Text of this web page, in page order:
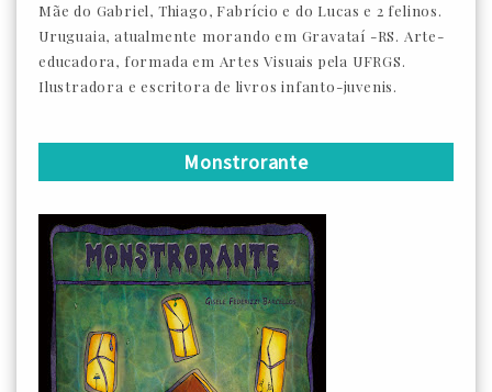
Mãe do Gabriel, Thiago, Fabrício e do Lucas e 2 felinos.
Uruguaia, atualmente morando em Gravataí -RS. Arte-
educadora, formada em Artes Visuais pela UFRGS.
Ilustradora e escritora de livros infanto-juvenis.
Monstrorante